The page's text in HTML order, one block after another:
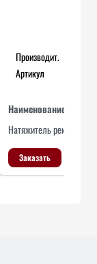
Производит.
Артикул
Наименование
Натяжитель ремня,
Заказать